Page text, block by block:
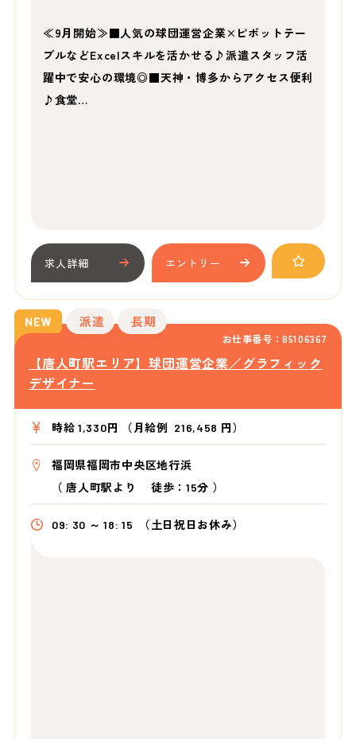
≪9月開始≫■人気の球団運営企業×ピボットテー
ブルなどExcelスキルを活かせる♪派遣スタッフ活
躍中で安心の環境◎■天神・博多からアクセス便利
♪食堂…
求人詳細 エントリー
お仕事番号：85106367
派遣 長期
【唐人町駅エリア】球団運営企業／グラフィック
デザイナー
時給 1,330円 （月給例 216,458 円）
福岡県福岡市中央区地行浜
（唐人町駅より 徒歩：15分 ）
09: 30 ～ 18: 15 （土日祝日お休み）